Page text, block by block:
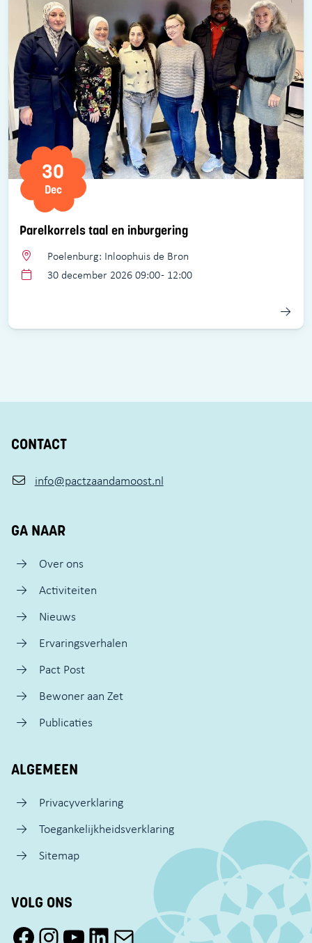
Parelkorrels taal en inburgering
30
Dec
Poelenburg: Inloophuis de Bron
30 december 2026 09:00 - 12:00
CONTACT
info@pactzaandamoost.nl
GA NAAR
Over ons
Activiteiten
Nieuws
Ervaringsverhalen
Pact Post
Bewoner aan Zet
Publicaties
ALGEMEEN
Privacyverklaring
Toegankelijkheidsverklaring
Sitemap
VOLG ONS
Facebook Pact Zaandam OostInstagram Pact Zaandam OostYouTube Pact Zaandam OostLinkedIn
Mail